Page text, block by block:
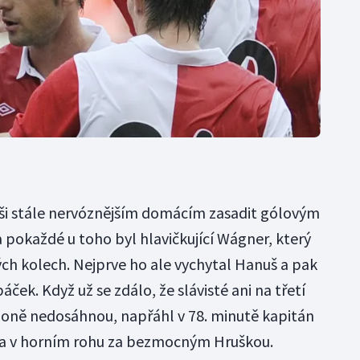
stále nervóznějším domácím zasadit gólovým
u toho byl hlavičkující Wágner, který
kolech. Nejprve ho ale vychytal Hanuš a pak
Když už se zdálo, že slávisté ani na třetí
nedosáhnou, napřáhl v 78. minutě kapitán
v horním rohu za bezmocným Hruškou.